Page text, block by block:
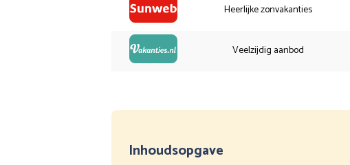
Heerlijke zonvakanties
Veelzijdig aanbod
Inhoudsopgave